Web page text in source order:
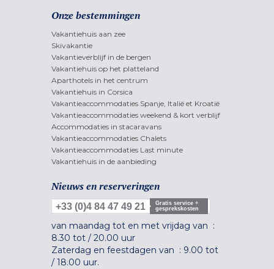
Onze bestemmingen
Vakantiehuis aan zee
Skivakantie
Vakantieverblijf in de bergen
Vakantiehuis op het platteland
Aparthotels in het centrum
Vakantiehuis in Corsica
Vakantieaccommodaties Spanje, Italië et Kroatië
Vakantieaccommodaties weekend & kort verblijf
Accommodaties in stacaravans
Vakantieaccommodaties Chalets
Vakantieaccommodaties Last minute
Vakantiehuis in de aanbieding
Nieuws en reserveringen
+33 (0)4 84 47 49 21
Gratis service +
gesprekskosten
van maandag tot en met vrijdag van :
8.30 tot / 20.00 uur
Zaterdag en feestdagen van : 9.00 tot
/ 18.00 uur.